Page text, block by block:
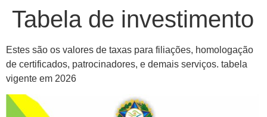
Tabela de investimento
Estes são os valores de taxas para filiações, homologação
de certificados, patrocinadores, e demais serviços. tabela
vigente em 2026